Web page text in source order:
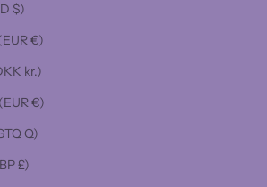
$)
€)
kr.)
€)
Q)
£)